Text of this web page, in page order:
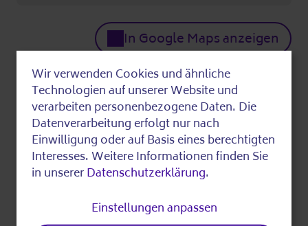
In Google Maps anzeigen
Wer
Unterstützt durch:
Mittel der resortübergreifenden
Gemeinschaftsinitiative sowie im Programm
Kultur und Bibliotheken im Stadtteil
regionale Entwicklung (EFRE)
Use
of
personal
data
and
cookies
Wir verwenden Cookies und ähnliche
Technologien auf unserer Website und
verarbeiten personenbezogene Daten. Die
Datenverarbeitung erfolgt nur nach
Einwilligung oder auf Basis eines berechtigten
Interesses. Weitere Informationen finden Sie
in unsererDatenschutzerklärung.
Einstellungen anpassen